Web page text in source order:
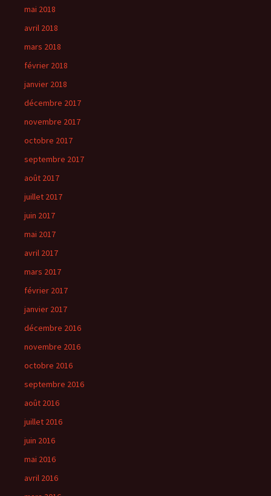
mai 2018
avril 2018
mars 2018
février 2018
janvier 2018
décembre 2017
novembre 2017
octobre 2017
septembre 2017
août 2017
juillet 2017
juin 2017
mai 2017
avril 2017
mars 2017
février 2017
janvier 2017
décembre 2016
novembre 2016
octobre 2016
septembre 2016
août 2016
juillet 2016
juin 2016
mai 2016
avril 2016